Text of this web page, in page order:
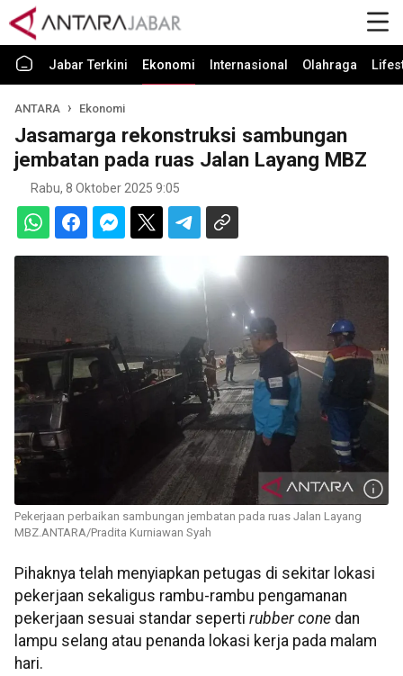
Jabar Terkini Ekonomi Internasional Olahraga
ANTARA Ekonomi
Jasamarga rekonstruksi sambungan
jembatan pada ruas Jalan Layang MBZ
Rabu, 8 Oktober 2025 9:05
Pekerjaan perbaikan sambungan jembatan pada ruas Jalan Layang
MBZ.ANTARA/Pradita Kurniawan Syah
Pihaknya telah menyiapkan petugas di sekitar lokasi
pekerjaan sekaligus rambu-rambu pengamanan
pekerjaan sesuai standar seperti rubber cone dan
lampu selang atau penanda lokasi kerja pada malam
hari.